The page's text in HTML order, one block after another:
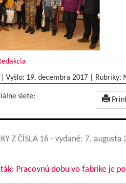
Vyšlo: 19. decembra 2017| Rubriky:
siete:
Z ČÍSLA 16 - vydané: 7. augusta
Pracovnú dobu vo fabrike je